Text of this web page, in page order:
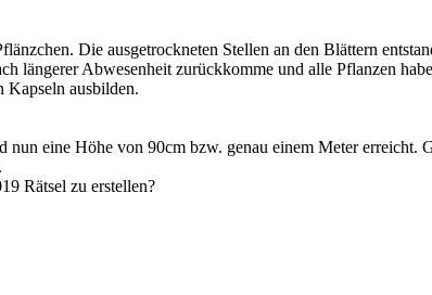
Die ausgetrockneten Stellen an den Blättern
längerer Abwesenheit zurückkomme und alle Pflanzen
Kapseln ausbilden.
nun eine Höhe von 90cm bzw. genau einem Meter
Rätsel zu erstellen?